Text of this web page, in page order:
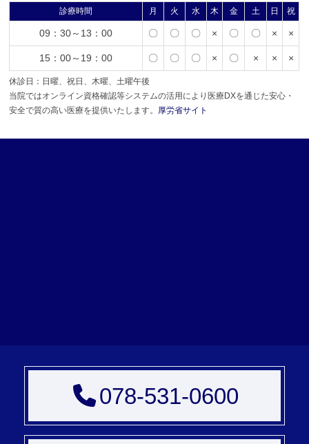
診療時間 月 火 水 木 金 土 日 祝
09：30～13：00 〇 〇 〇 × 〇 〇 × ×
15：00～19：00 〇 〇 〇 × 〇 × × ×
休診日：日曜、祝日、木曜、土曜午後
当院ではオンライン資格確認等システムの活用により医療DXを通じた安心・
安全で質の高い医療を提供いたします。 厚労省サイト
078-531-0600